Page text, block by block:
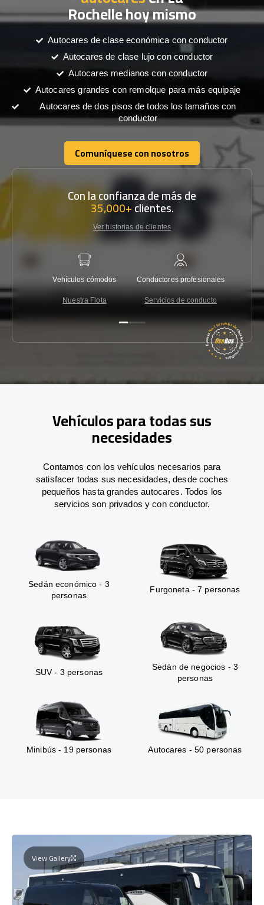
Rochelle hoy mismo
Autocares de clase económica con conductor
Autocares de clase lujo con conductor
Autocares medianos con conductor
Autocares grandes con remolque para más equipaje
Autocares de dos pisos de todos los tamaños con
conductor
Comuníquese con nosotros
Comuníquese con nosotros
Con la confianza de más de
35,000+clientes.
Ver historias de clientes
Vehículos cómodos
Nuestra Flota
Conductores profesionales
Servicios de conducto
Vehículos para todas sus
necesidades
Contamos con los vehículos necesarios para
satisfacer todas sus necesidades, desde coches
pequeños hasta grandes autocares. Todos los
servicios son privados y con conductor.
Sedán económico - 3
personas
Furgoneta - 7 personas
SUV - 3 personas
Sedán de negocios - 3
personas
Minibús - 19 personas Autocares - 50 personas
View Gallery